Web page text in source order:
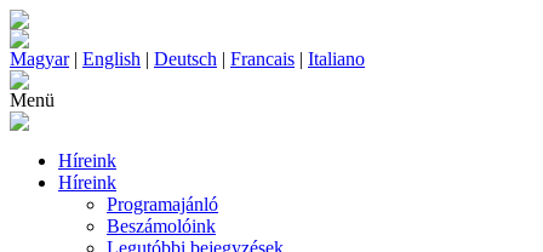
Magyar| English | Deutsch | Francais | Italiano
Menü
Híreink
Híreink
Programajánló
Beszámolóink
Legutóbbi bejegyzések